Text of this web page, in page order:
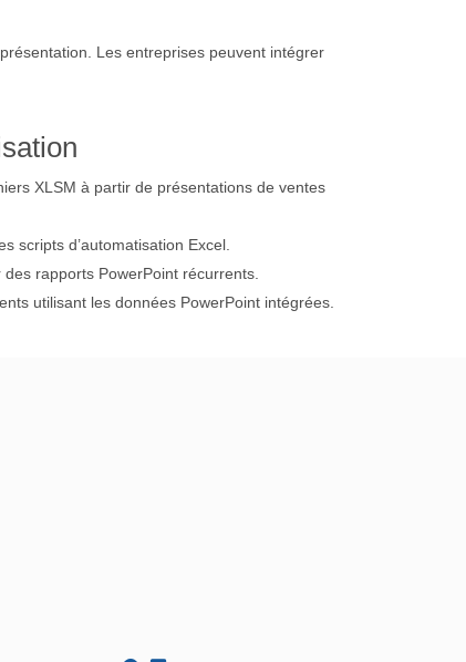
Les entreprises peuvent intégrer
XLSM à partir de présentations de ventes
scripts d’automatisation Excel.
rapports PowerPoint récurrents.
utilisant les données PowerPoint intégrées.